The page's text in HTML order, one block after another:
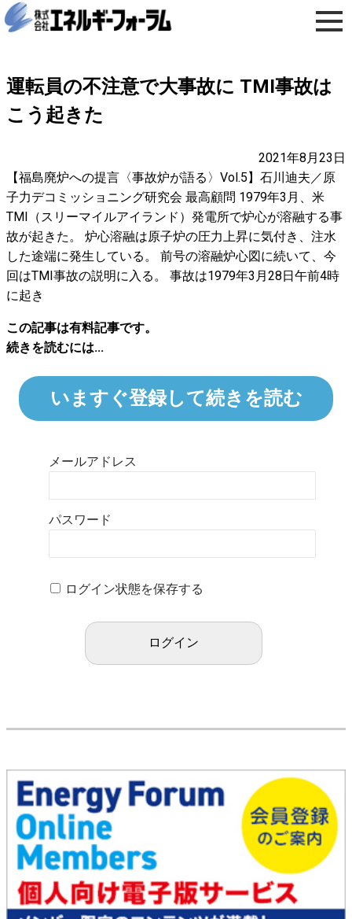
運転員の不注意で大事故に TMI事故は
こう起きた
2021年8月23日
【福島廃炉への提言〈事故炉が語る〉Vol.5】石川迪夫／原
子力デコミッショニング研究会 最高顧問 1979年3月、米
TMI（スリーマイルアイランド）発電所で炉心が溶融する事
故が起きた。 炉心溶融は原子炉の圧力上昇に気付き、注水
した途端に発生している。 前号の溶融炉心図に続いて、今
回はTMI事故の説明に入る。 事故は1979年3月28日午前4時
に起き
この記事は有料記事です。
続きを読むには...
いますぐ登録して続きを読む
メールアドレス
パスワード
ログイン状態を保存する